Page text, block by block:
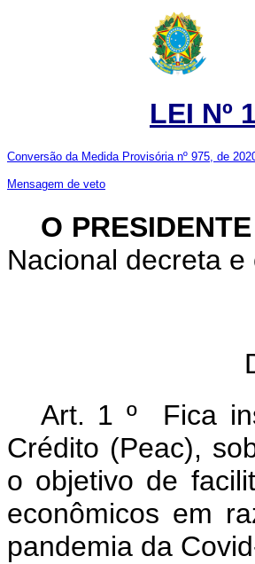
LEI Nº
Conversão da Medida Provisória nº 975, de
Mensagem de veto
O
Nacional decreta
Art. 1 º Fica
Crédito (Peac),
o objetivo de
econômicos em
pandemia da